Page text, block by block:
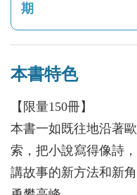
期
本書特色
【限量150冊】
本書一如既往地沿著
索，把小說寫得像詩
講故事的新方法和新